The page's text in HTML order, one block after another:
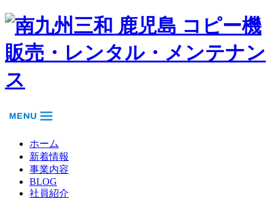
ホーム
新着情報
事業内容
BLOG
社員紹介